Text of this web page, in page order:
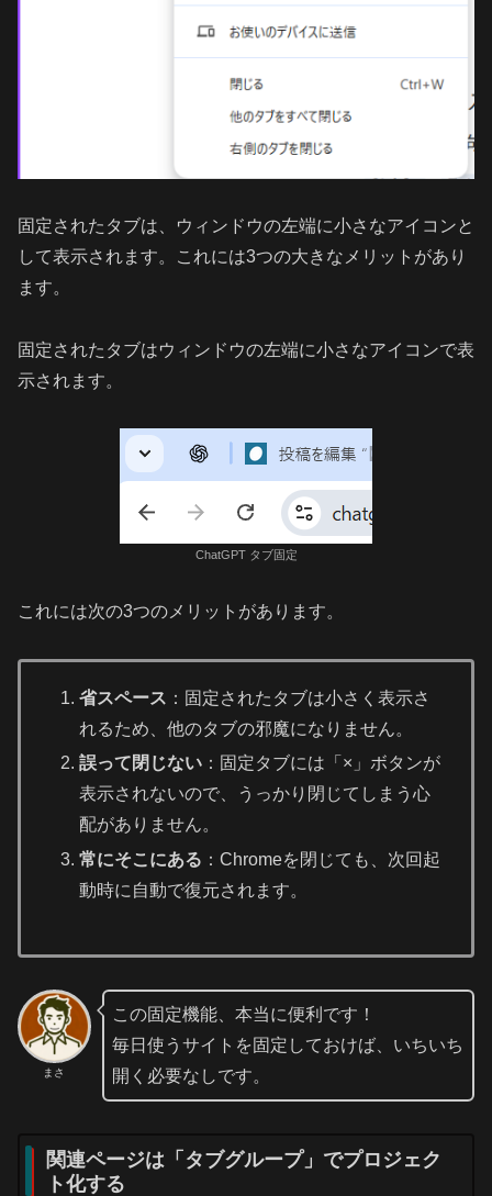
固定されたタブは、ウィンドウの左端に小さなアイコンと
して表示されます。これには3つの大きなメリットがあり
ます。
固定されたタブはウィンドウの左端に小さなアイコンで表
示されます。
ChatGPT タブ固定
これには次の3つのメリットがあります。
省スペース ：固定されたタブは小さく表示さ
れるため、他のタブの邪魔になりません。
誤って閉じない ：固定タブには「×」ボタンが
表示されないので、うっかり閉じてしまう心
配がありません。
常にそこにある ：Chromeを閉じても、次回起
動時に自動で復元されます。
まさ
この固定機能、本当に便利です！
毎日使うサイトを固定しておけば、いちいち
開く必要なしです。
関連ページは「タブグループ」でプロジェク
ト化する